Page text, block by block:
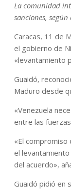
La comunidad
sanciones,
Caracas, 11 de
el gobierno de
«levantamiento
Guaidó,
Maduro desde
«Venezuela
entre las
«El compromiso
el
del acuerdo»,
Guaidó pidió en